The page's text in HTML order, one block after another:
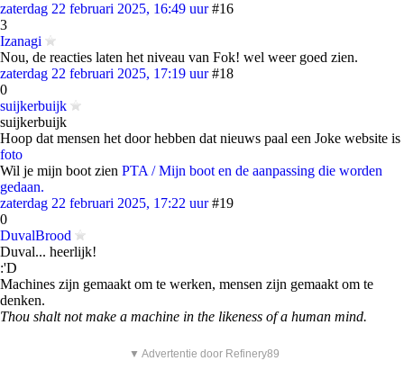
zaterdag 22 februari 2025, 16:49 uur #16
3
Izanagi
Nou, de reacties laten het niveau van Fok! wel weer goed zien.
zaterdag 22 februari 2025, 17:19 uur #18
0
suijkerbuijk
suijkerbuijk
Hoop dat mensen het door hebben dat nieuws paal een Joke website is
foto
Wil je mijn boot zien PTA / Mijn boot en de aanpassing die worden
gedaan.
zaterdag 22 februari 2025, 17:22 uur #19
0
DuvalBrood
Duval... heerlijk!
:'D
Machines zijn gemaakt om te werken, mensen zijn gemaakt om te
denken.
Thou shalt not make a machine in the likeness of a human mind.
▼ Advertentie door Refinery89